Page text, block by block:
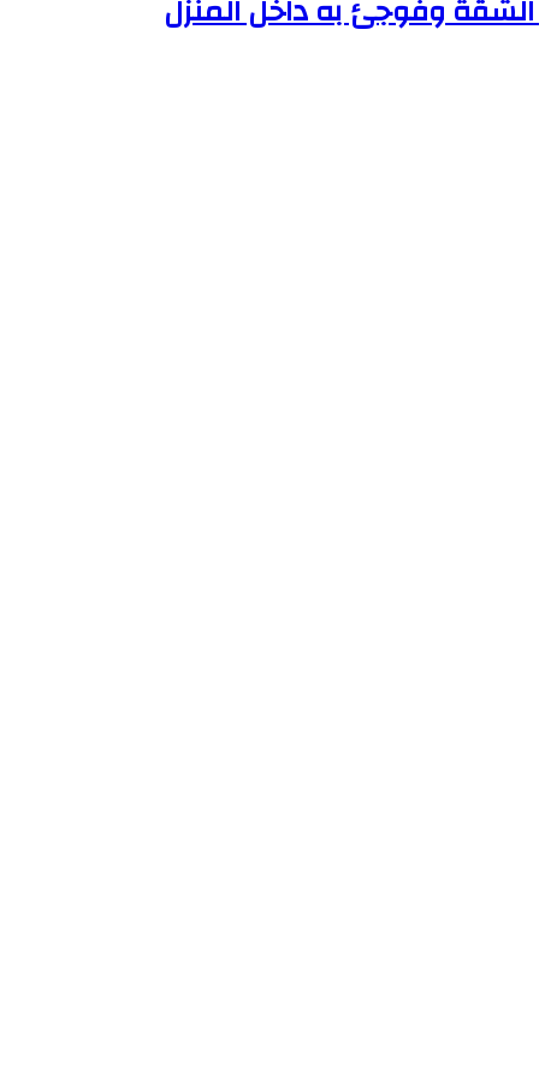
وفوجئ به داخل المنزل